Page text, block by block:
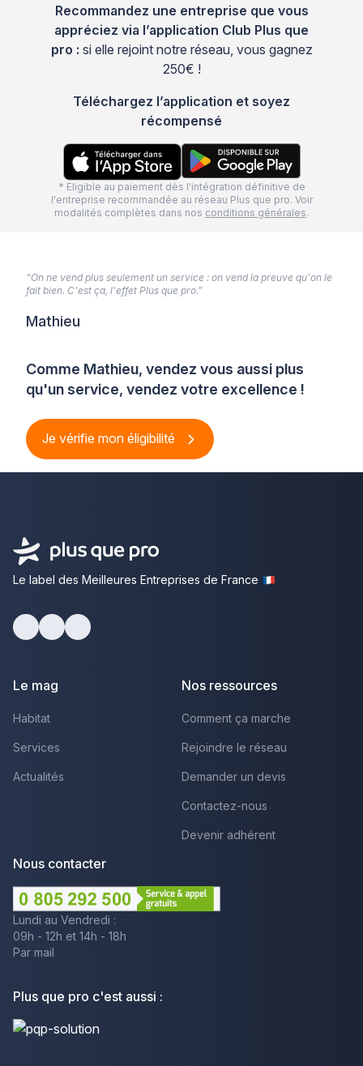
Recommandez une entreprise que vous
appréciez via l’application Club Plus que
pro : si elle rejoint notre réseau, vous gagnez
250€ !
Téléchargez l’application et soyez
récompensé
* Eligible au paiement dès l'intégration définitive de
l'entreprise recommandée au réseau Plus que pro. Voir
modalités complètes dans nos conditions générales.
Comme Mathieu, vendez vous aussi plus
qu'un service, vendez votre excellence !
Je vérifie mon éligibilité
“On ne vend plus seulement un service : on vend la preuve qu'on le
fait bien. C'est ça, l'effet Plus que pro.”
Mathieu
Le label des Meilleures Entreprises de France
Le mag
Habitat
Services
Actualités
Nos ressources
Comment ça marche
Rejoindre le réseau
Demander un devis
Contactez-nous
Devenir adhérent
Nous contacter
Lundi au Vendredi :
09h - 12h et 14h - 18h
Par mail
Plus que pro c'est aussi :